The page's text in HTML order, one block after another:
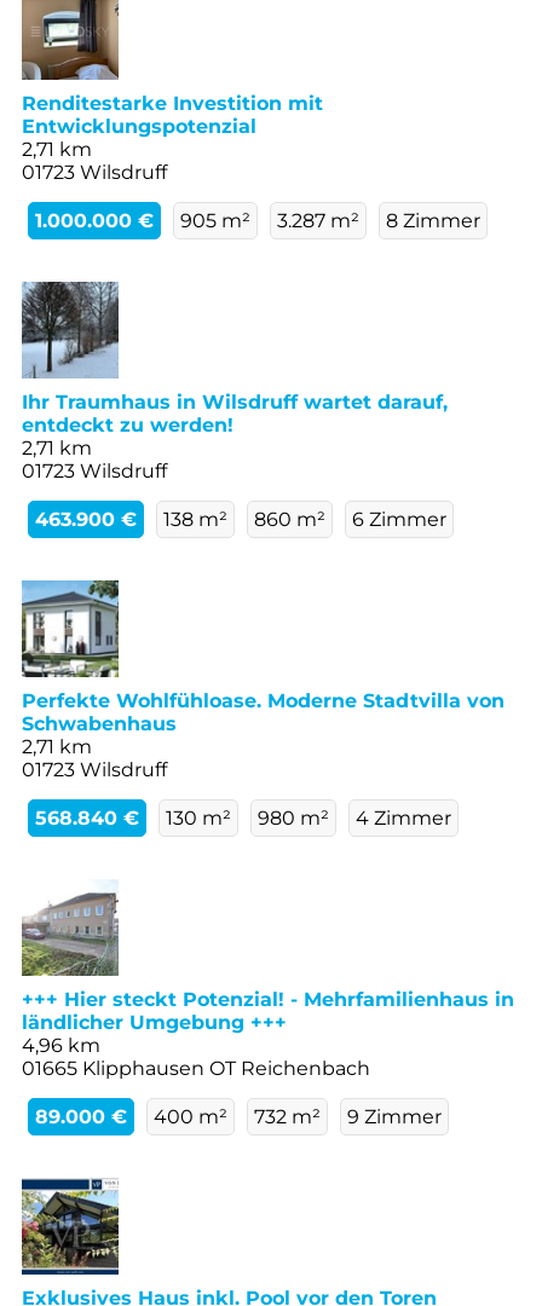
Renditestarke Investition mit
Entwicklungspotenzial
2,71 km
01723 Wilsdruff
1.000.000 € 905 m² 3.287 m² 8 Zimmer
Ihr Traumhaus in Wilsdruff wartet darauf,
entdeckt zu werden!
2,71 km
01723 Wilsdruff
463.900 € 138 m² 860 m² 6 Zimmer
Perfekte Wohlfühloase. Moderne Stadtvilla von
Schwabenhaus
2,71 km
01723 Wilsdruff
568.840 € 130 m² 980 m² 4 Zimmer
+++ Hier steckt Potenzial! - Mehrfamilienhaus in
ländlicher Umgebung +++
4,96 km
01665 Klipphausen OT Reichenbach
89.000 € 400 m² 732 m² 9 Zimmer
Exklusives Haus inkl. Pool vor den Toren